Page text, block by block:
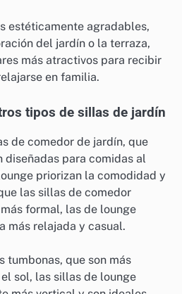
estéticamente agradables,
del jardín o la terraza,
más atractivos para recibir
en familia.
tipos de sillas de jardín
de comedor de jardín, que
diseñadas para comidas al
priorizan la comodidad y
las sillas de comedor
formal, las de lounge
más relajada y casual.
tumbonas, que son más
sol, las sillas de lounge